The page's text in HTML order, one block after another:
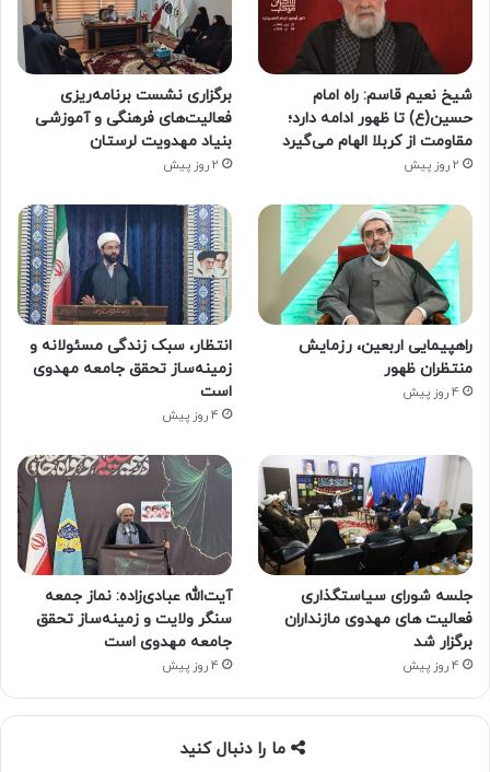
شیخ نعیم قاسم: راه امام
حسین(ع) تا ظهور ادامه دارد؛
مقاومت از کربلا الهام می‌گیرد
2 روز پیش
برگزاری نشست برنامه‌ریزی
فعالیت‌های فرهنگی و آموزشی
بنیاد مهدویت لرستان
2 روز پیش
راهپیمایی اربعین، رزمایش
منتظران ظهور
4 روز پیش
انتظار، سبک زندگی مسئولانه و
زمینه‌ساز تحقق جامعه مهدوی
است
4 روز پیش
جلسه شورای سیاستگذاری
فعالیت های مهدوی مازنداران
برگزار شد
4 روز پیش
آیت‌الله عبادی‌زاده: نماز جمعه
سنگر ولایت و زمینه‌ساز تحقق
جامعه مهدوی است
4 روز پیش
ما را دنبال کنید